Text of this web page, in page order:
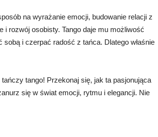
na wyrażanie emocji, budowanie relacji z
rozwój osobisty. Tango daje mu możliwość
i czerpać radość z tańca. Dlatego właśnie
tango! Przekonaj się, jak ta pasjonująca
się w świat emocji, rytmu i elegancji. Nie